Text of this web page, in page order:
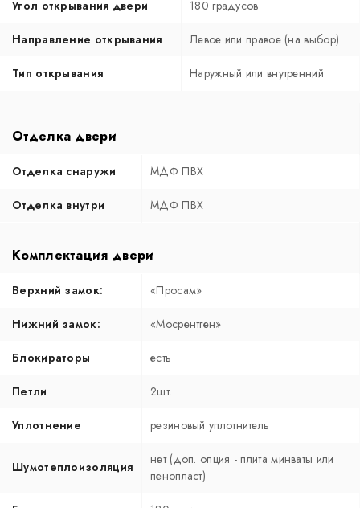
Угол открывания двери 180 градусов
Направление открывания Левое или правое (на выбор)
Тип открывания Наружный или внутренний
Отделка двери
Отделка снаружи МДФ ПВХ
Отделка внутри МДФ ПВХ
Комплектация двери
Верхний замок: «Просам»
Нижний замок: «Мосрентген»
Блокираторы есть
Петли 2шт.
Уплотнение резиновый уплотнитель
Шумотеплоизоляция
нет (доп. опция - плита минваты или
пенопласт)